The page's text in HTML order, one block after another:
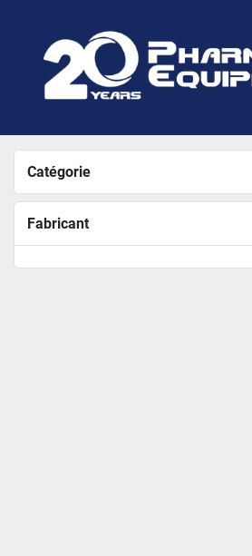
Catégorie
Fabricant